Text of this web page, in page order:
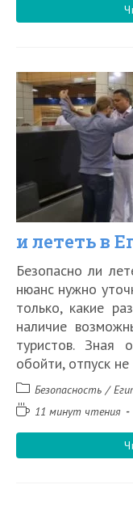
и лететь в
Безопасно ли
нюанс нужно
только, какие
наличие
туристов.
обойти, отпуск
Рубрика
записи:
Безопасность /
Время11 минут чтения